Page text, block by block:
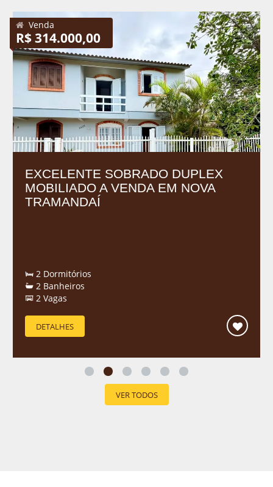
Venda
R$ 314.000,00
EXCELENTE SOBRADO DUPLEX
MOBILIADO A VENDA EM NOVA
TRAMANDAÍ
2 Dormitórios
2 Banheiros
2 Vagas
DETALHES
VER TODOS